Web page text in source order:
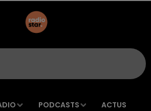
PODCASTS ACTUS